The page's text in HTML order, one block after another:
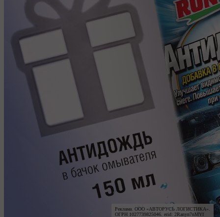
Реклама. ООО «АВТОРУСЬ ЛОГИСТИКА».
ОГРН 1027739825046. erid: 2Ranyn7nMYf